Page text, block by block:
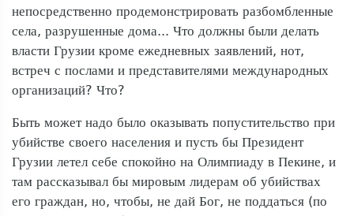
непосредственно продемонстрировать разбомбленные
села, разрушенные дома... Что должны были делать
власти Грузии кроме ежедневных заявлений, нот,
встреч с послами и представителями международных
организаций? Что?
Быть может надо было оказывать попустительство при
убийстве своего населения и пусть бы Президент
Грузии летел себе спокойно на Олимпиаду в Пекине, и
там рассказывал бы мировым лидерам об убийствах
его граждан, но, чтобы, не дай Бог, не поддаться (по